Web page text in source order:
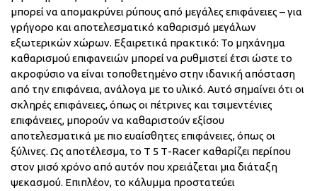
μπορεί να απομακρύνει ρύπους από μεγάλες επιφάνειες – για
γρήγορο και αποτελεσματικό καθαρισμό μεγάλων
εξωτερικών χώρων. Εξαιρετικά πρακτικό: Το μηχάνημα
καθαρισμού επιφανειών μπορεί να ρυθμιστεί έτσι ώστε το
ακροφύσιο να είναι τοποθετημένο στην ιδανική απόσταση
από την επιφάνεια, ανάλογα με το υλικό. Αυτό σημαίνει ότι οι
σκληρές επιφάνειες, όπως οι πέτρινες και τσιμεντένιες
επιφάνειες, μπορούν να καθαριστούν εξίσου
αποτελεσματικά με πιο ευαίσθητες επιφάνειες, όπως οι
ξύλινες. Ως αποτέλεσμα, το Τ 5 Τ-Racer καθαρίζει περίπου
στον μισό χρόνο από αυτόν που χρειάζεται μια διάταξη
ψεκασμού. Επιπλέον, το κάλυμμα προστατεύει